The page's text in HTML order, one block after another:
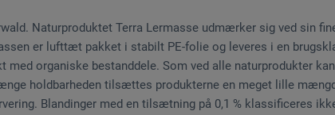
Naturproduktet Terra Lermasse udmærker sig ved sin
er lufttæt pakket i stabilt PE-folie og leveres i en
med organiske bestanddele. Som ved alle naturprodukter
holdbarheden tilsættes produkterne en meget lille
Blandinger med en tilsætning på 0,1 % klassificeres